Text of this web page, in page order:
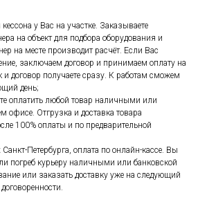
у Вас на участке. Заказываете
на объект для подбора оборудования и
на месте производит расчёт. Если Вас
заключаем договор и принимаем оплату на
и договор получаете сразу. К работам сможем
день;
оплатить любой товар наличными или
офисе. Отгрузка и доставка товара
100% оплаты и по предварительной
Петербурга, оплата по онлайн-кассе. Вы
погреб курьеру наличными или банковской
или заказать доставку уже на следующий